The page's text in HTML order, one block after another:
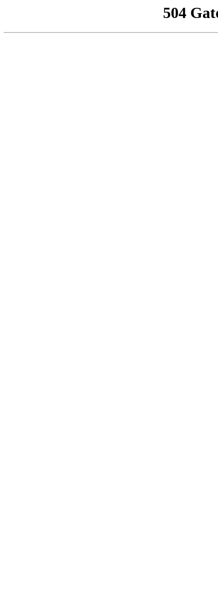
504